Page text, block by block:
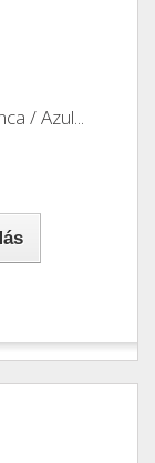
/ Azul...